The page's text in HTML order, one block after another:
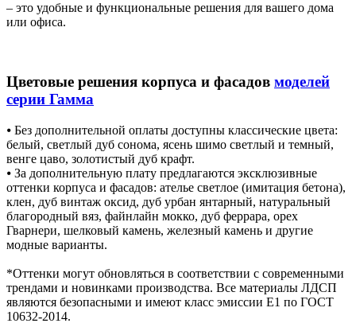
– это удобные и функциональные решения для вашего дома
или офиса.
Цветовые решения корпуса и фасадов моделей
серии Гамма
⦁ Без дополнительной оплаты доступны классические цвета:
белый, светлый дуб сонома, ясень шимо светлый и темный,
венге цаво, золотистый дуб крафт.
⦁ За дополнительную плату предлагаются эксклюзивные
оттенки корпуса и фасадов: ателье светлое (имитация бетона),
клен, дуб винтаж оксид, дуб урбан янтарный, натуральный
благородный вяз, файнлайн мокко, дуб феррара, орех
Гварнери, шелковый камень, железный камень и другие
модные варианты.
*Оттенки могут обновляться в соответствии с современными
трендами и новинками производства. Все материалы ЛДСП
являются безопасными и имеют класс эмиссии Е1 по ГОСТ
10632-2014.